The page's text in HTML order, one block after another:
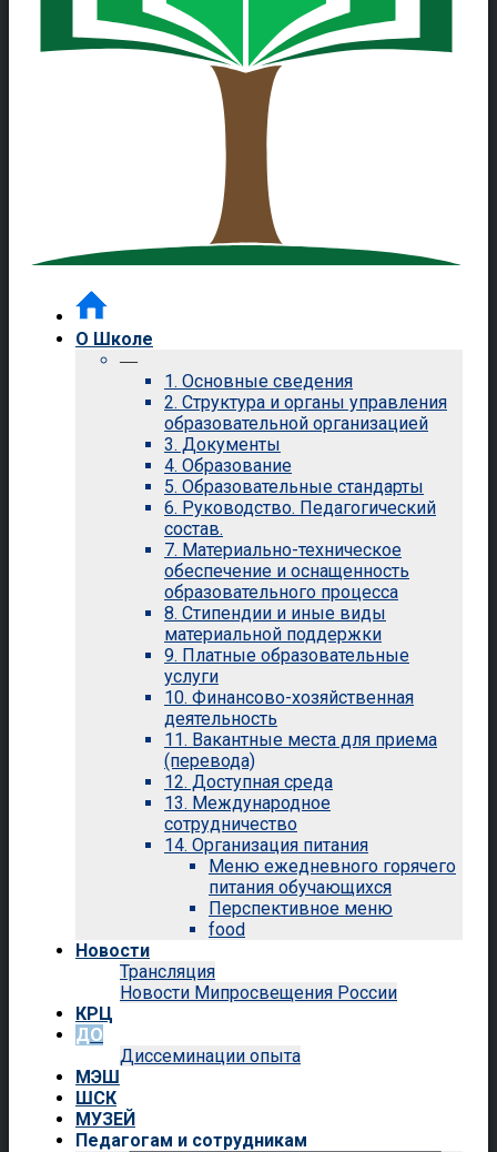
О Школе
—
1. Основные сведения
2. Структура и органы управления
образовательной организацией
3. Документы
4. Образование
5. Образовательные стандарты
6. Руководство. Педагогический
состав.
7. Материально-техническое
обеспечение и оснащенность
образовательного процесса
8. Стипендии и иные виды
материальной поддержки
9. Платные образовательные
услуги
10. Финансово-хозяйственная
деятельность
11. Вакантные места для приема
(перевода)
12. Доступная среда
13. Международное
сотрудничество
14. Организация питания
Меню ежедневного горячего
питания обучающихся
Перспективное меню
food
Новости
Трансляция
Новости Мипросвещения России
КРЦ
ДО
Диссеминации опыта
МЭШ
ШСК
МУЗЕЙ
Педагогам и сотрудникам